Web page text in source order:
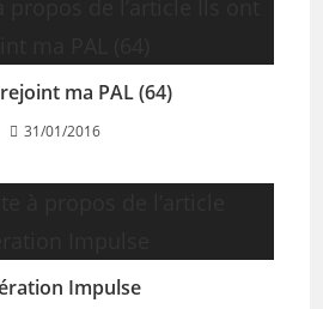
ma PAL (64)
31/01/2016
Impulse